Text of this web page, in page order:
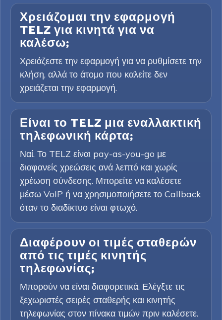
Χρειάζομαι την εφαρμογή
TELZ για κινητά για να
καλέσω;
Χρειάζεστε την εφαρμογή για να ρυθμίσετε την
κλήση, αλλά το άτομο που καλείτε δεν
χρειάζεται την εφαρμογή.
Είναι το TELZ μια εναλλακτική
τηλεφωνική κάρτα;
Ναί. Το TELZ είναι pay-as-you-go με
διαφανείς χρεώσεις ανά λεπτό και χωρίς
χρέωση σύνδεσης. Μπορείτε να καλέσετε
μέσω VoIP ή να χρησιμοποιήσετε το Callback
όταν το διαδίκτυο είναι φτωχό.
Διαφέρουν οι τιμές σταθερών
από τις τιμές κινητής
τηλεφωνίας;
Μπορούν να είναι διαφορετικά. Ελέγξτε τις
ξεχωριστές σειρές σταθερής και κινητής
τηλεφωνίας στον πίνακα τιμών πριν καλέσετε.